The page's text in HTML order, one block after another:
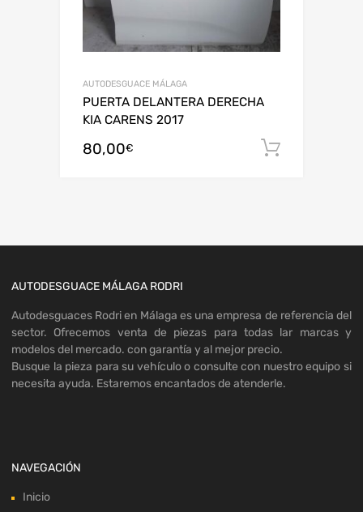
AUTODESGUACE MÁLAGA
PUERTA DELANTERA DERECHA
KIA CARENS 2017
80,00€
AUTODESGUACE MÁLAGA RODRI
Autodesguaces Rodri en Málaga es una empresa de referencia del
sector. Ofrecemos venta de piezas para todas lar marcas y
modelos del mercado. con garantía y al mejor precio.
Busque la pieza para su vehículo o consulte con nuestro equipo si
necesita ayuda. Estaremos encantados de atenderle.
NAVEGACIÓN
Inicio